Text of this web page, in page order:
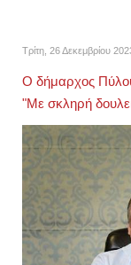
Τρίτη, 26 Δεκεμβρίου
Ο δήμαρχος
"Με σκληρή